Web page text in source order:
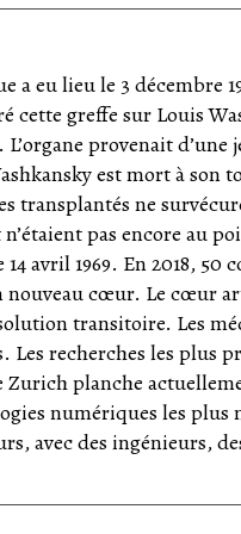
des mouvements de
de ces caillots est
se produit.
sur sonsite internet
a eu lieu le 3 décembre
greffe sur Louis
provenait
est mort à son
transplantés ne
pas encore au
avril 1969. En 2018, 50
nouveau cœur. Le cœur
transitoire. Les
Les recherches les plus
Zurich planche
numériques les plus
avec des ingénieurs,